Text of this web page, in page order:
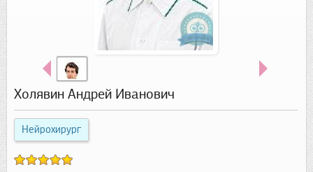
Холявин Андрей Иванович
Нейрохирург